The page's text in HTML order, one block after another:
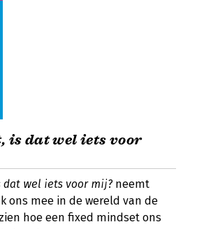
is dat wel iets voor
dat wel iets voor mij? neemt
ons mee in de wereld van de
hoe een fixed mindset ons